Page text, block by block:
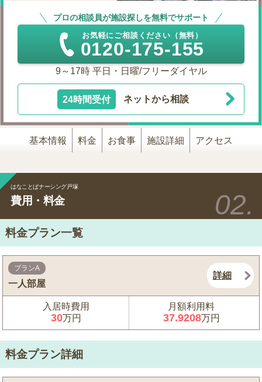
プロの相談員が施設探しを無料でサポート
お気軽にご相談ください（無料）
0120-175-155
9～17時 平日・日曜/フリーダイヤル
24時間受付 ネットから相談
基本情報 料金 お食事 施設詳細 アクセス
はなことばナーシング戸塚
費用・料金
料金プラン一覧
プランA
一人部屋
詳細
入居時費用
30万円
月額利用料
37.9208万円
料金プラン詳細